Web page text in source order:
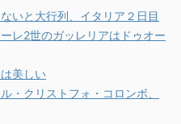
いと大行列、イタリア２日目
レ2世のガッレリアはドゥオー
美しい
・クリストフォ・コロンボ、